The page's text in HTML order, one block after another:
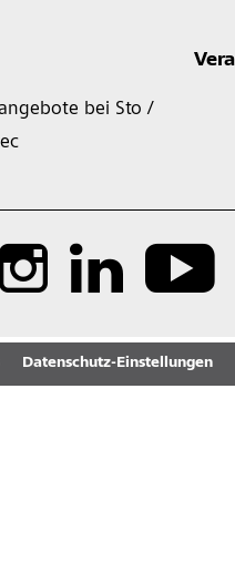
bei Sto /
Datenschutz-Einstellungen